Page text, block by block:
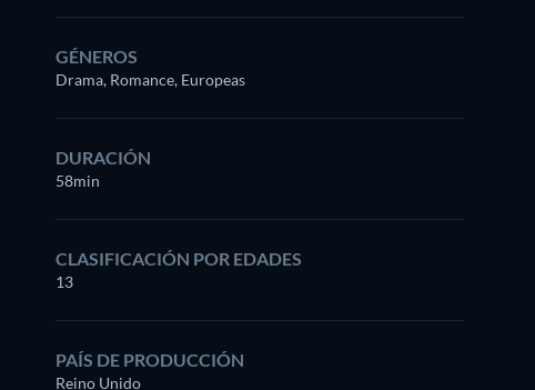
GÉNEROS
Drama, Romance, Europeas
DURACIÓN
58min
CLASIFICACIÓN POR EDADES
13
PAÍS DE PRODUCCIÓN
Reino Unido